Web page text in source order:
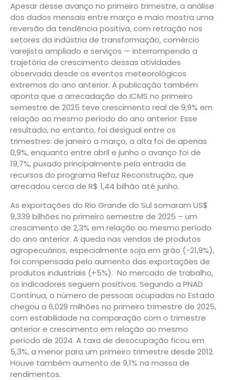
Apesar desse avanço no primeiro trimestre, a análise
dos dados mensais entre março e maio mostra uma
reversão da tendência positiva, com retração nos
setores da indústria de transformação, comércio
varejista ampliado e serviços — interrompendo a
trajetória de crescimento dessas atividades
observada desde os eventos meteorológicos
extremos do ano anterior. A publicação também
aponta que a arrecadação do ICMS no primeiro
semestre de 2025 teve crescimento real de 9,9% em
relação ao mesmo período do ano anterior. Esse
resultado, no entanto, foi desigual entre os
trimestres: de janeiro a março, a alta foi de apenas
0,9%, enquanto entre abril e junho o avanço foi de
19,7%, puxado principalmente pela entrada de
recursos do programa Refaz Reconstrução, que
arrecadou cerca de R$ 1,44 bilhão até junho.
As exportações do Rio Grande do Sul somaram US$
9,339 bilhões no primeiro semestre de 2025 – um
crescimento de 2,3% em relação ao mesmo período
do ano anterior. A queda nas vendas de produtos
agropecuários, especialmente soja em grão (-21,9%),
foi compensada pelo aumento das exportações de
produtos industriais (+5%). No mercado de trabalho,
os indicadores seguem positivos. Segundo a PNAD
Contínua, o número de pessoas ocupadas no Estado
chegou a 6,029 milhões no primeiro trimestre de 2025,
com estabilidade na comparação com o trimestre
anterior e crescimento em relação ao mesmo
período de 2024. A taxa de desocupação ficou em
5,3%, a menor para um primeiro trimestre desde 2012.
Houve também aumento de 9,1% na massa de
rendimentos.